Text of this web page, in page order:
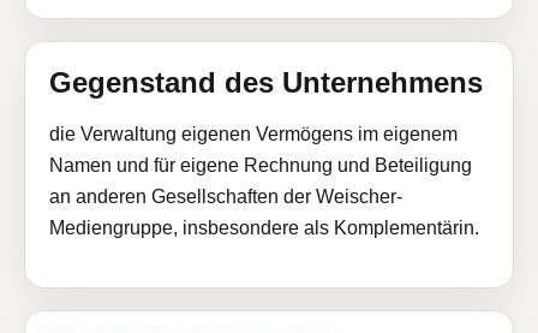
Gegenstand des Unternehmens
die Verwaltung eigenen Vermögens im eigenem
Namen und für eigene Rechnung und Beteiligung
an anderen Gesellschaften der Weischer-
Mediengruppe, insbesondere als Komplementärin.